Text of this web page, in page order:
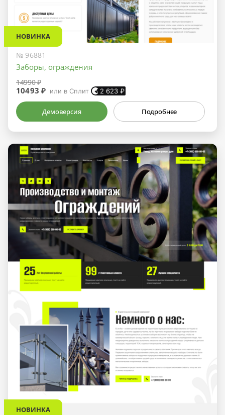
НОВИНКА
№ 96881
Заборы, ограждения
14990 ₽
10493 ₽ или в Сплит 2 623 ₽
Демоверсия Подробнее
НОВИНКА